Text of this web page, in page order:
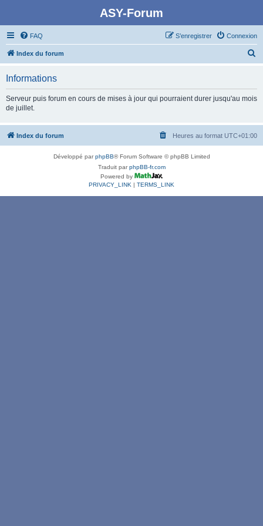
ASY-Forum
FAQ Connexion
S’enregistrer
Index du forum
c
Informations
Serveur puis forum en cours de mises à jour qui pourraient durer jusqu'au mois
de juillet.
Index du forum Heures au format UTC+01:00
Développé parphpBB® Forum Software © phpBB Limited
Traduit parphpBB-fr.com
Powered by
PRIVACY_LINK | TERMS_LINK